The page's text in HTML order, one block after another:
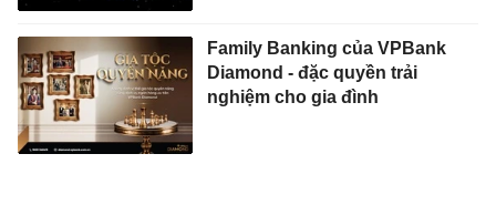
Family Banking của VPBank
Diamond - đặc quyền trải
nghiệm cho gia đình